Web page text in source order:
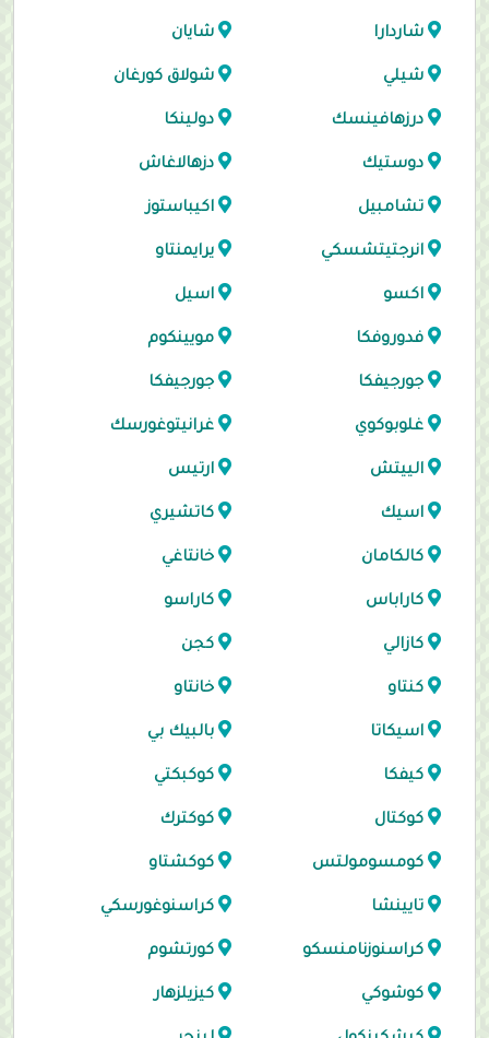
شاردارا شايان
شيلي شولاق كورغان
درزهافينسك دولينكا
دوستيك دزهالاغاش
تشامبيل اكيباستوز
انرجتيتشسكي يرايمنتاو
اكسو اسيل
فدوروفكا مويينكوم
جورجيفكا جورجيفكا
غلوبوكوي غرانيتوغورسك
الييتش ارتيس
اسيك كاتشيري
كالكامان خانتاغي
كاراباس كاراسو
كازالي كجن
كنتاو خانتاو
اسيكاتا بالبيك بي
كيفكا كوكبكتي
كوكتال كوكترك
كومسومولتس كوكشتاو
تايينشا كراسنوغورسكي
كراسنوزنامنسكو كورتشوم
كوشوكي كيزيلزهار